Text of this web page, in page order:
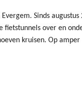
Sinds
over en
kruisen. Op